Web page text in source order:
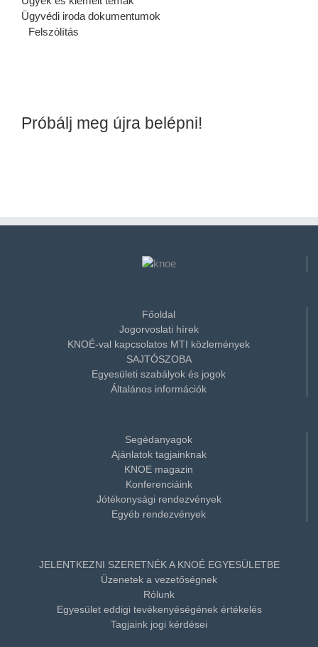
Próbálj meg újra belépni!
Ügyvédi iroda dokumentumok
Felszólítás
Főoldal
Jogorvoslati hírek
KNOÉ-val kapcsolatos MTI közlemények
SAJTÓSZOBA
Egyesületi szabályok és jogok
Általános információk
Segédanyagok
Ajánlatok tagjainknak
KNOE magazin
Konferenciáink
Jótékonysági rendezvények
Egyéb rendezvények
JELENTKEZNI SZERETNÉK A KNOÉ EGYESÜLETBE
Üzenetek a vezetőségnek
Rólunk
Egyesület eddigi tevékenyéségének értékelés
Tagjaink jogi kérdései